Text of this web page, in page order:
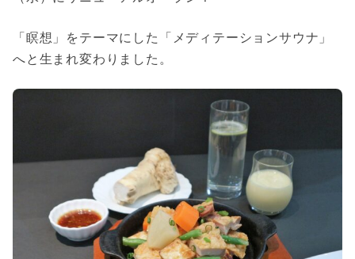
「瞑想」をテーマにした「メディテーションサウナ」
へと生まれ変わりました。